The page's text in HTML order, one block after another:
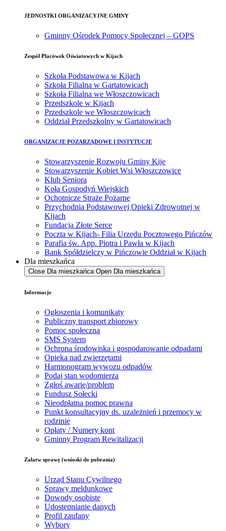
JEDNOSTKI ORGANIZACYJNE GMINY
Gminny Ośrodek Pomocy Społecznej – GOPS
Zespół Placówek Oświatowych w Kijach
Szkoła Podstawowa w Kijach
Szkoła Filialna w Gartatowicach
Szkoła Filialna we Włoszczowicach
Przedszkole w Kijach
Przedszkole we Włoszczowicach
Oddział Przedszkolny w Gartatowicach
ORGANIZACJE POZARZĄDOWE I INSTYTUCJE
Stowarzyszenie Rozwoju Gminy Kije
Stowarzyszenie Kobiet Wsi Włoszczowice
Klub Seniora
Koła Gospodyń Wiejskich
Ochotnicze Straże Pożarne
Przychodnia Podstawowej Opieki Zdrowotnej w
Kijach
Fundacja Złote Serce
Poczta w Kijach- Filia Urzędu Pocztowego Pińczów
Parafia św. App. Piotra i Pawła w Kijach
Bank Spółdzielczy w Pińczowie Oddział w Kijach
Dla mieszkańca
Close Dla mieszkańca Open Dla mieszkańca
Informacje
Ogłoszenia i komunikaty
Publiczny transport zbiorowy
Pomoc społeczna
SMS System
Ochrona środowiska i gospodarowanie odpadami
Opieka nad zwierzętami
Harmonogram wywozu odpadów
Podaj stan wodomierza
Zgłoś awarię/problem
Fundusz Sołecki
Nieodpłatna pomoc prawna
Punkt konsultacyjny ds. uzależnień i przemocy w
rodzinie
Opłaty / Numery kont
Gminny Program Rewitalizacji
Załatw sprawę (wnioski do pobrania)
Urząd Stanu Cywilnego
Sprawy meldunkowe
Dowody osobiste
Udostępnianie danych
Profil zaufany
Wybory